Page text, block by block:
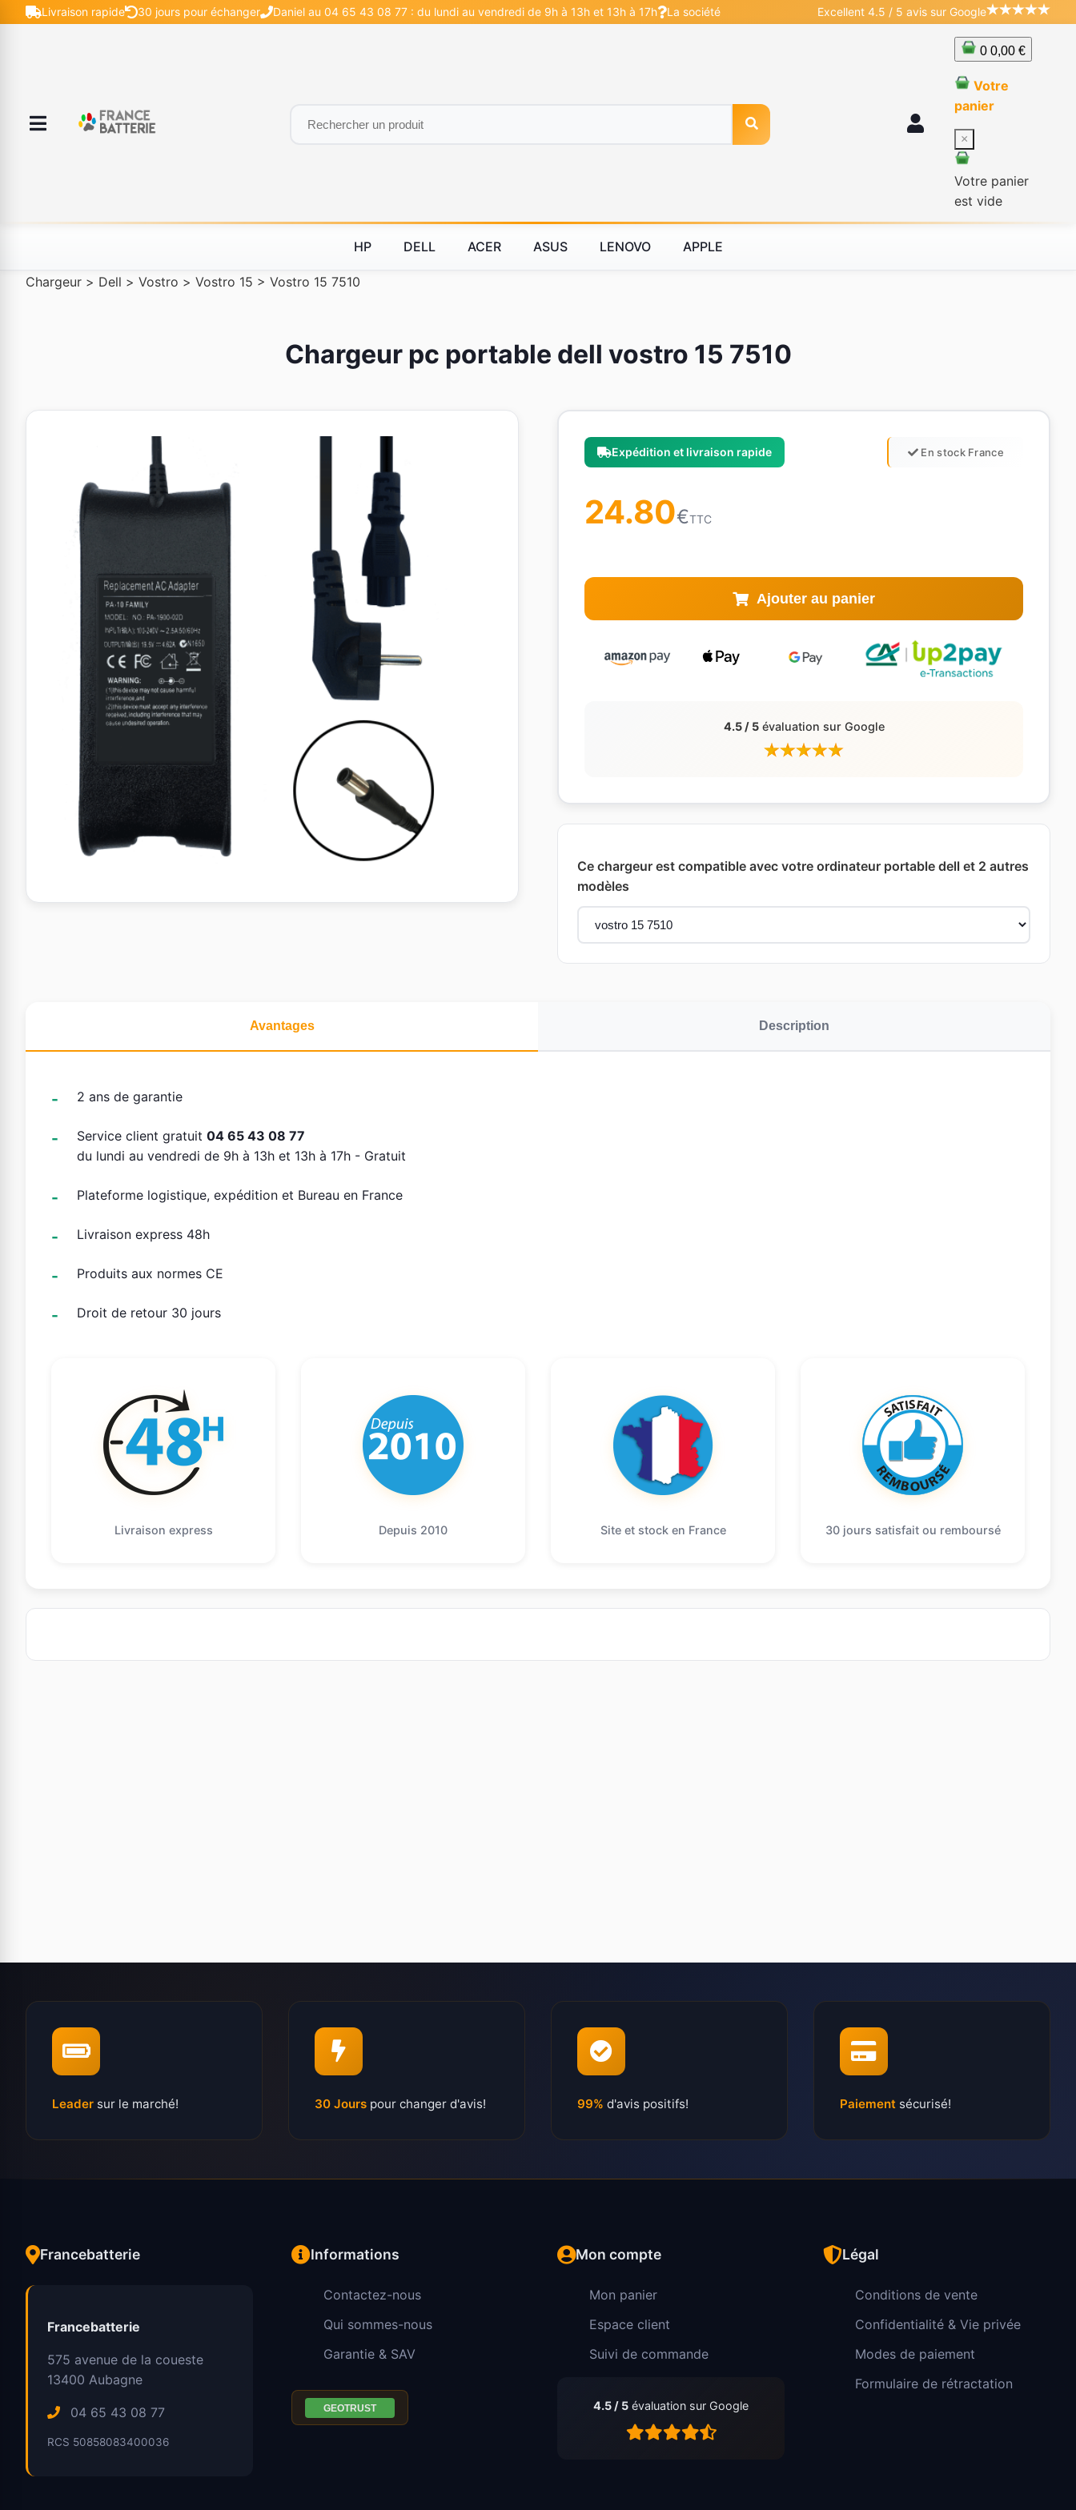
Livraison rapide 30 jours pour échanger Daniel au 04 65 43 08 77 : du lundi au vendredi de 9h à 13h et 13h à 17h La société Excellent 4.5 / 5 avis sur Google
0 0,00 €
Votre
panier
×
Votre panier
est vide
HP DELL ACER ASUS LENOVO APPLE
Chargeur > Dell > Vostro > Vostro 15 > Vostro 15 7510
Chargeur pc portable dell vostro 15 7510
Expédition et livraison rapide En stock France
24.80€TTC
Ajouter au panier
4.5 / 5évaluation sur Google
Ce chargeur est compatible avec votre ordinateur portable dell et 2 autres
modèles
Avantages Description
2 ans de garantie
Service client gratuit 04 65 43 08 77
du lundi au vendredi de 9h à 13h et 13h à 17h - Gratuit
Plateforme logistique, expédition et Bureau en France
Livraison express 48h
Produits aux normes CE
Droit de retour 30 jours
Livraison express Depuis 2010 Site et stock en France 30 jours satisfait ou remboursé
Leader sur le marché! 30 Jours pour changer d'avis! 99% d'avis positifs! Paiement sécurisé!
Francebatterie
Francebatterie
575 avenue de la coueste
13400 Aubagne
04 65 43 08 77
RCS 50858083400036
Informations
Contactez-nous
Qui sommes-nous
Garantie & SAV
Mon compte
Mon panier
Espace client
Suivi de commande
4.5 / 5 évaluation sur Google
Légal
Conditions de vente
Confidentialité & Vie privée
Modes de paiement
Formulaire de rétractation